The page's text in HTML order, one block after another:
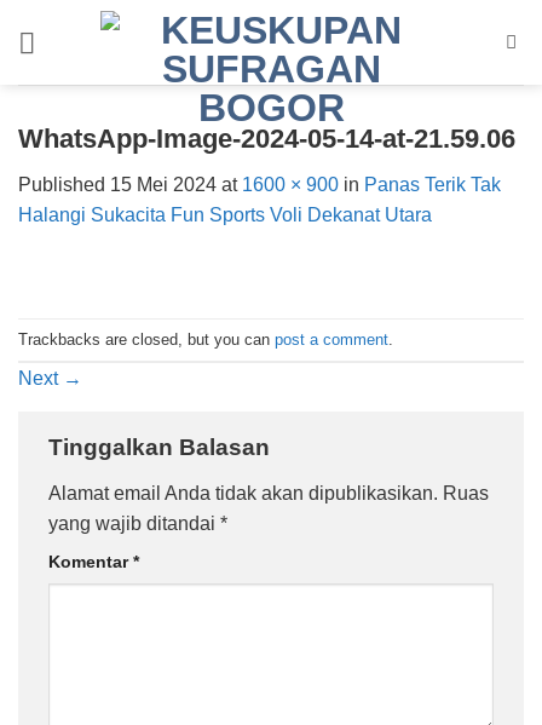
WhatsApp-Image-2024-05-14-at-21.59.06
Published 15 Mei 2024 at 1600 × 900 in Panas Terik Tak
Halangi Sukacita Fun Sports Voli Dekanat Utara
Trackbacks are closed, but you can post a comment
Next →
Tinggalkan Balasan
Alamat email Anda tidak akan dipublikasikan. Ruas
yang wajib ditandai *
Komentar*